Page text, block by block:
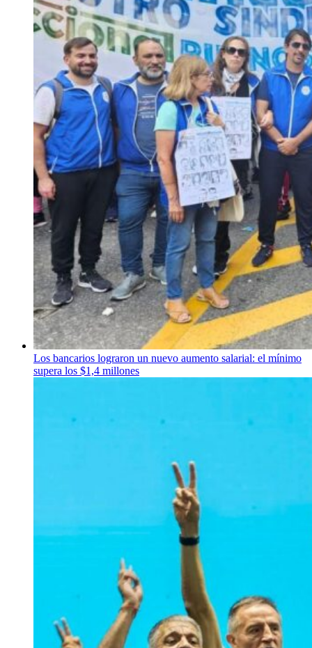
Los bancarios lograron un nuevo aumento salarial: el mínimo
supera los $1,4 millones